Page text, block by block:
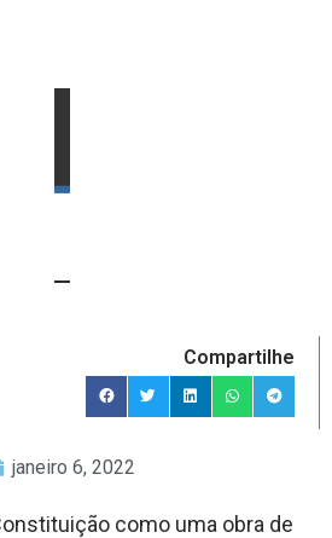
Compartilhe
janeiro 6, 2022
como uma obra de